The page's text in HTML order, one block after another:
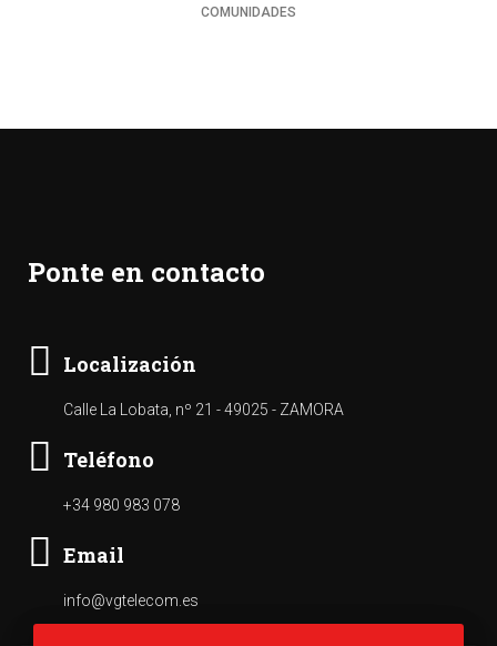
COMUNIDADES
Ponte en contacto
Localización
Calle La Lobata, nº 21 - 49025 - ZAMORA
Teléfono
+34 980 983 078
Email
info@vgtelecom.es